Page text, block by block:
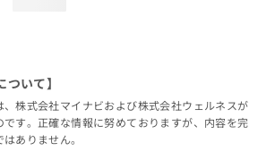
ついて】
株式会社マイナビおよび株式会社ウェルネスが
す。正確な情報に努めておりますが、内容を完
ありません。